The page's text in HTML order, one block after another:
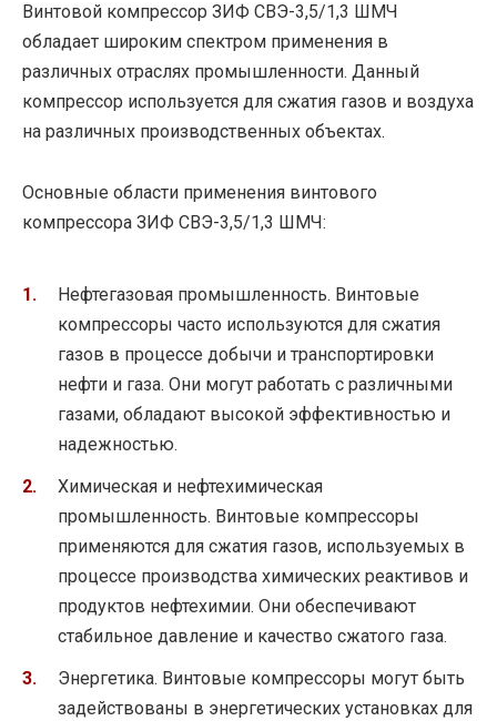
Винтовой компрессор ЗИФ СВЭ-3,5/1,3 ШМЧ
обладает широким спектром применения в
различных отраслях промышленности. Данный
компрессор используется для сжатия газов и воздуха
на различных производственных объектах.
Основные области применения винтового
компрессора ЗИФ СВЭ-3,5/1,3 ШМЧ:
Нефтегазовая промышленность. Винтовые
компрессоры часто используются для сжатия
газов в процессе добычи и транспортировки
нефти и газа. Они могут работать с различными
газами, обладают высокой эффективностью и
надежностью.
Химическая и нефтехимическая
промышленность. Винтовые компрессоры
применяются для сжатия газов, используемых в
процессе производства химических реактивов и
продуктов нефтехимии. Они обеспечивают
стабильное давление и качество сжатого газа.
Энергетика. Винтовые компрессоры могут быть
задействованы в энергетических установках для